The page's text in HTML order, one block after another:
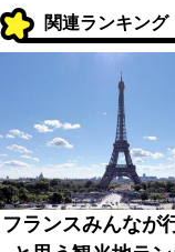
関連ランキング
フランスみんなが